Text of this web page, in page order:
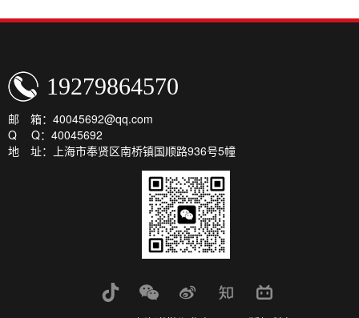
19279864570
邮 箱：40045692@qq.com
Q Q：40045692
地 址：上海市奉贤区南桥镇国顺路936号5幢